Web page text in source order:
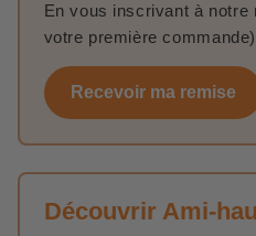
En vous inscrivant à notre
votre première
Recevoir ma remise
Découvrir Ami-